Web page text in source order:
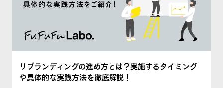
リブランディングの進め方とは？実施するタイミング
や具体的な実践方法を徹底解説！